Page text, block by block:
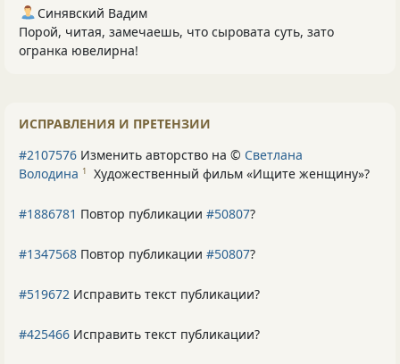
Синявский Вадим
Порой, читая, замечаешь, что сыровата суть, зато
огранка ювелирна!
ИСПРАВЛЕНИЯ И ПРЕТЕНЗИИ
#2107576 Изменить авторство на © Светлана
Володина 1 Художественный фильм «Ищите женщину»?
#1886781 Повтор публикации #50807?
#1347568 Повтор публикации #50807?
#519672 Исправить текст публикации?
#425466 Исправить текст публикации?